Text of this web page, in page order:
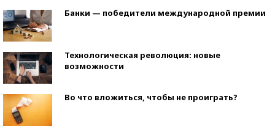
Банки — победители международной премии
Технологическая революция: новые
возможности
Во что вложиться, чтобы не проиграть?